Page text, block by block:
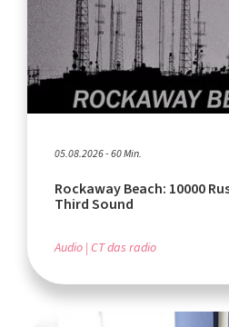
05.08.2026 - 60 Min.
Rockaway Beach: 10000
Third Sound
Audio CT das radio